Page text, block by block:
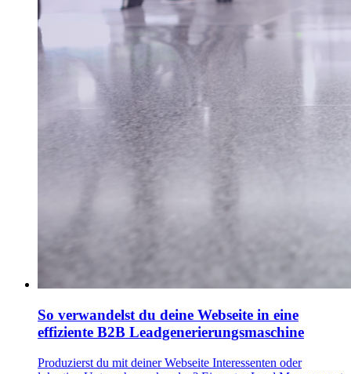
So verwandelst du deine Webseite in eine
effiziente B2B Leadgenerierungsmaschine
Produzierst du mit deiner Webseite Interessenten oder